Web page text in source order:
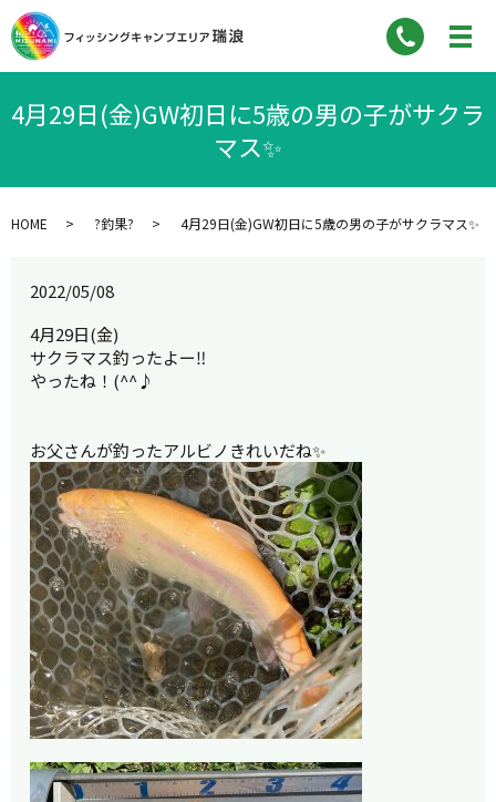
4月29日(金)GW初日に5歳の男の子がサクラ
マス✨
HOME ?釣果? 4月29日(金)GW初日に5歳の男の子がサクラマス✨
2022/05/08
4月29日(金)
サクラマス釣ったよー‼
やったね！(^^♪
お父さんが釣ったアルビノきれいだね✨